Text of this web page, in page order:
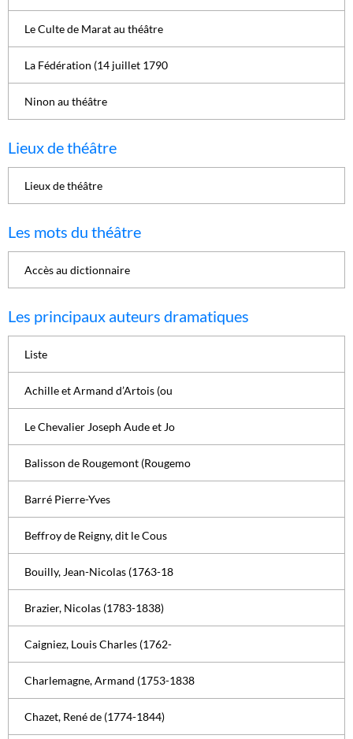
Le Culte de Marat au théâtre
La Fédération (14 juillet 1790
Ninon au théâtre
Lieux de théâtre
Lieux de théâtre
Les mots du théâtre
Accès au dictionnaire
Les principaux auteurs dramatiques
Liste
Achille et Armand d’Artois (ou
Le Chevalier Joseph Aude et Jo
Balisson de Rougemont (Rougemo
Barré Pierre-Yves
Beffroy de Reigny, dit le Cous
Bouilly, Jean-Nicolas (1763-18
Brazier, Nicolas (1783-1838)
Caigniez, Louis Charles (1762-
Charlemagne, Armand (1753-1838
Chazet, René de (1774-1844)